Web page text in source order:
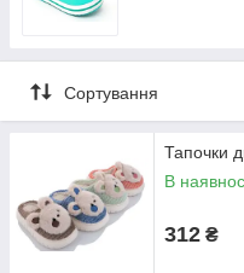
Сортування
Тапочки
В
312 ₴